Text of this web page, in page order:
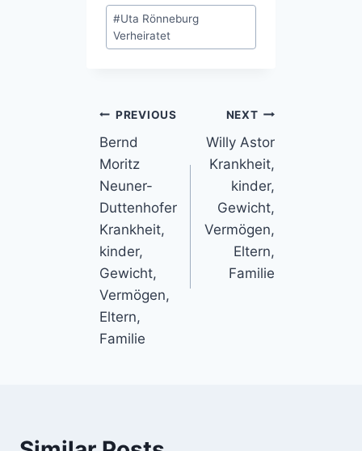
Post
Tags:
#Uta Rönneburg
Verheiratet
Post
navigation
PREVIOUS
Bernd
Moritz
Neuner-
Duttenhofer
Krankheit,
kinder,
Gewicht,
Vermögen,
Eltern,
Familie
NEXT
Willy Astor
Krankheit,
kinder,
Gewicht,
Vermögen,
Eltern,
Familie